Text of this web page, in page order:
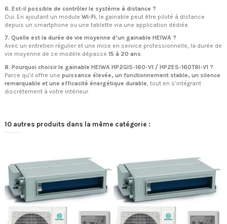
6. Est-il possible de contrôler le système à distance ?
Oui. En ajoutant un module Wi-Fi, le gainable peut être piloté à distance
depuis un smartphone ou une tablette via une application dédiée.
7. Quelle est la durée de vie moyenne d’un gainable HEIWA ?
Avec un entretien régulier et une mise en service professionnelle, la durée de
vie moyenne de ce modèle dépasse 15 à 20 ans.
8. Pourquoi choisir le gainable HEIWA HP2GIS-160-V1 / HP2ES-160TRI-V1 ?
Parce qu’il offre une puissance élevée, un fonctionnement stable, un silence
remarquable et une efficacité énergétique durable, tout en s’intégrant
discrètement à votre intérieur.
10 autres produits dans la même catégorie :